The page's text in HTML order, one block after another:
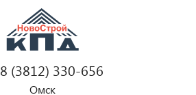
8 (3812) 330-656
Омск